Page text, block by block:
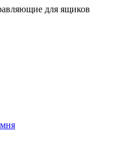
для ящиков